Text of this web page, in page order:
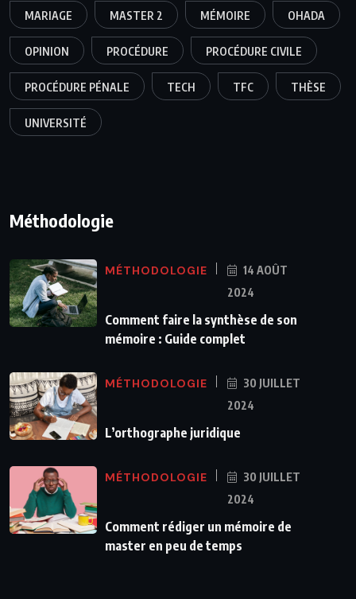
MARIAGE MASTER 2 MÉMOIRE OHADA
OPINION PROCÉDURE PROCÉDURE CIVILE
PROCÉDURE PÉNALE TECH TFC THÈSE
UNIVERSITÉ
Méthodologie
MÉTHODOLOGIE
14 AOÛT
2024
Comment faire la synthèse de son
mémoire : Guide complet
MÉTHODOLOGIE
30 JUILLET
2024
L’orthographe juridique
MÉTHODOLOGIE
30 JUILLET
2024
Comment rédiger un mémoire de
master en peu de temps